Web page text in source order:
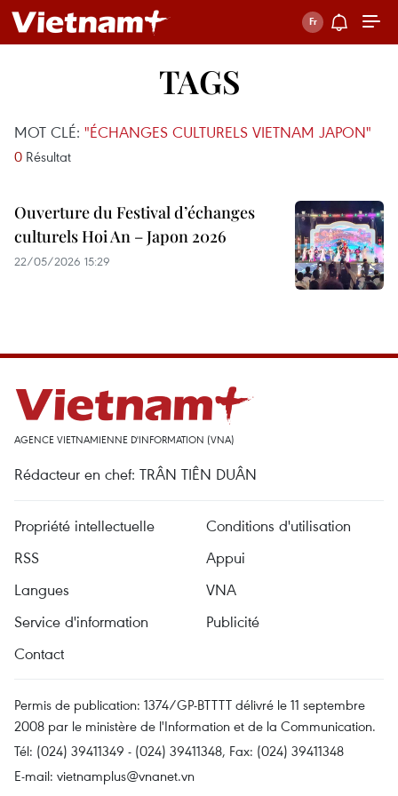
TAGS
MOT CLÉ: "ÉCHANGES CULTURELS VIETNAM JAPON"
0 Résultat
Ouverture du Festival d’échanges
culturels Hoi An – Japon 2026
22/05/2026 15:29
AGENCE VIETNAMIENNE D'INFORMATION (VNA)
Rédacteur en chef: TRÂN TIÊN DUÂN
Propriété intellectuelle
Conditions d'utilisation
RSS
Appui
Langues
VNA
Service d'information
Publicité
Contact
Permis de publication: 1374/GP-BTTTT délivré le 11 septembre
2008 par le ministère de l'Information et de la Communication.
Tél: (024) 39411349 - (024) 39411348, Fax: (024) 39411348
E-mail: vietnamplus@vnanet.vn